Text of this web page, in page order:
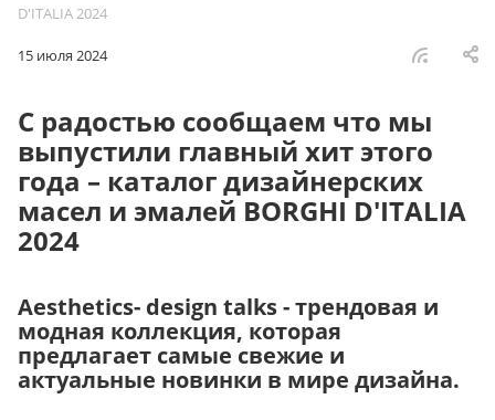
D'ITALIA 2024
15 июля 2024
С радостью сообщаем что мы
выпустили главный хит этого
года – каталог дизайнерских
масел и эмалей BORGHI D'ITALIA
2024
Aesthetics- design talks - трендовая и
модная коллекция, которая
предлагает самые свежие и
актуальные новинки в мире дизайна.